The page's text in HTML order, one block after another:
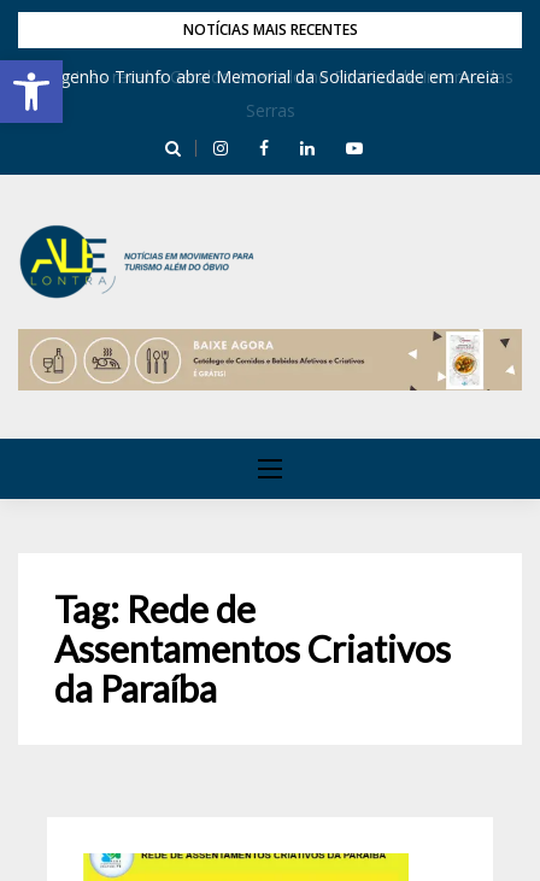
Barra de Ferramentas Aberta
NOTÍCIAS MAIS RECENTES
Dona Inês recebe Geraldo Azevedo no Festival de Inverno das
Serras
Engenho Triunfo abre Memorial da Solidariedade em Areia
Tag: Rede de
Assentamentos Criativos
da Paraíba